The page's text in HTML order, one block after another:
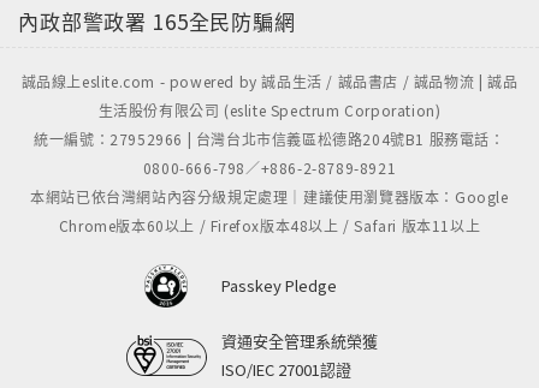
內政部警政署 165全民防騙網
誠品線上eslite.com - powered by 誠品生活 / 誠品書店 / 誠品物流 | 誠品
生活股份有限公司 (eslite Spectrum Corporation)
統一編號：27952966 | 台灣台北市信義區松德路204號B1 服務電話：
0800-666-798／+886-2-8789-8921
本網站已依台灣網站內容分級規定處理｜建議使用瀏覽器版本：Google
Chrome版本60以上 / Firefox版本48以上 / Safari 版本11以上
Passkey Pledge
資通安全管理系統榮獲
ISO/IEC 27001認證